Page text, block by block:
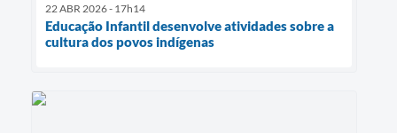
22 ABR 2026 - 17h14
Educação Infantil desenvolve atividades sobre a
cultura dos povos indígenas